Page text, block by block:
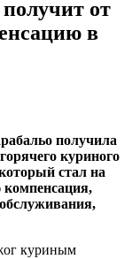
от
в
получила
куриного
стал на
компенсация,